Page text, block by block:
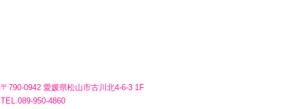
〒790-0942 愛媛県松山市古川北4-6-3 1F
TEL.089-950-4860